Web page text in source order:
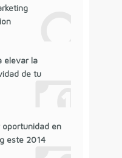
elevar la
de tu
oportunidad en
este 2014